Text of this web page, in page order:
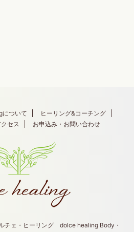
ついて
ヒーリング&コーチング
クセス お申込み・お問い合わせ
チェ・ヒーリング dolce healing Body・